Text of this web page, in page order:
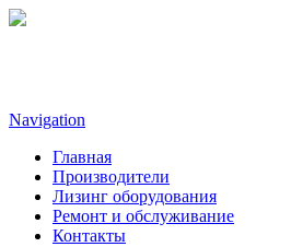
Navigation
Главная
Производители
Лизинг оборудования
Ремонт и обслуживание
Контакты